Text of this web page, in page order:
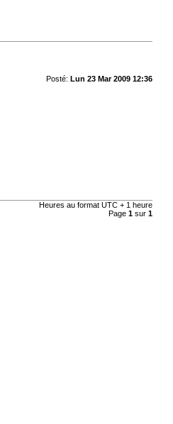
Posté: Lun 23 Mar 2009 12:36
Heures au format UTC + 1 heure
Page 1sur 1